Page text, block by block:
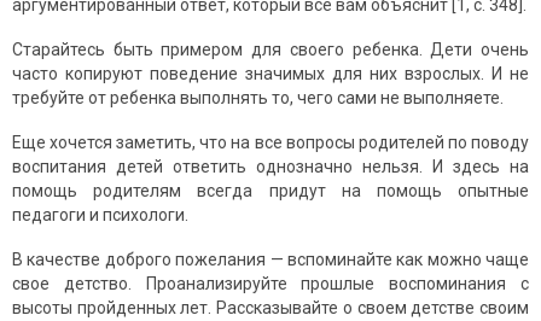
аргументированный ответ, который все вам объяснит [1, с. 348].
Старайтесь быть примером для своего ребенка. Дети очень
часто копируют поведение значимых для них взрослых. И не
требуйте от ребенка выполнять то, чего сами не выполняете.
Еще хочется заметить, что на все вопросы родителей по поводу
воспитания детей ответить однозначно нельзя. И здесь на
помощь родителям всегда придут на помощь опытные
педагоги и психологи.
В качестве доброго пожелания — вспоминайте как можно чаще
свое детство. Проанализируйте прошлые воспоминания с
высоты пройденных лет. Рассказывайте о своем детстве своим